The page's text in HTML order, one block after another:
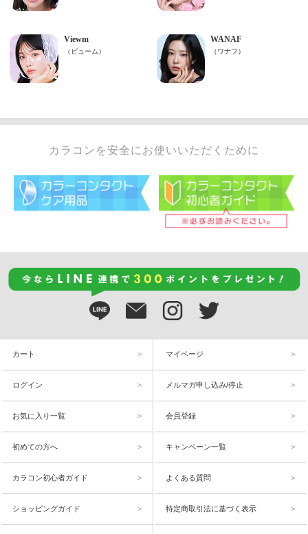
カラコンを安全にお使いいただくために
カート マイページ
ログイン メルマガ申し込み/停止
お気に入り一覧 会員登録
初めての方へ キャンペーン一覧
カラコン初心者ガイド よくある質問
ショッピングガイド 特定商取引法に基づく表示